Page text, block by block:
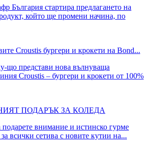
България стартира предлагането на
който ще промени начина, по
Croustis бургери и крокети на Bond...
що представи нова вълнуваща
Croustis – бургери и крокети от 100%
ПОДАРЪК ЗА КОЛЕДА
подарете внимание и истинско гурме
всички сетива с новите кутии на...